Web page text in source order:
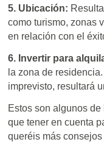
5. Ubicación:
como turismo, zonas
en relación con el
6. Invertir para
la zona de
imprevisto, resultará
Estos son algunos
que tener en cuenta
queréis más